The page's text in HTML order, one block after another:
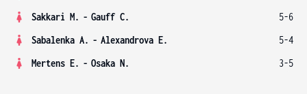
Sakkari M. - Gauff C.
5-6
Sabalenka A. - Alexandrova E.
5-4
Mertens E. - Osaka N. 3-5